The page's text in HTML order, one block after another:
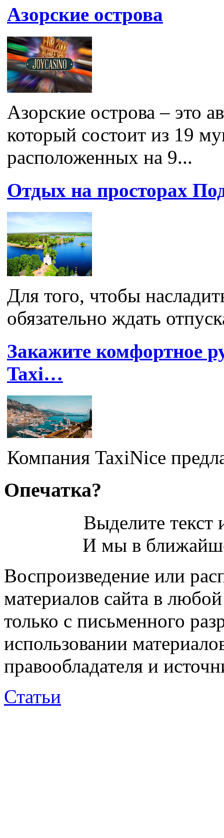
Азорские острова
Азорские острова – это
который состоит из 19
расположенных на 9...
Отдых на просторах
Для того, чтобы
обязательно ждать
Закажите комфортное
Taxi…
Компания TaxiNice
Опечатка?
Выделите
И мы в
Воспроизведение или
материалов сайта в
только с письменного
использовании
правообладателя и
Статьи